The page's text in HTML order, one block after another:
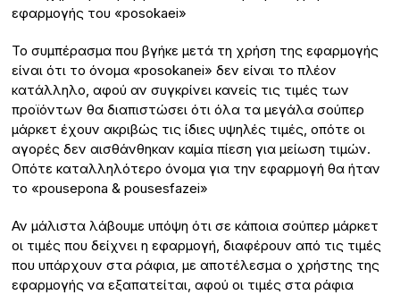
εφαρμογής του «posokaei»
Το συμπέρασμα που βγήκε μετά τη χρήση της εφαρμογής
είναι ότι το όνομα «posokanei» δεν είναι το πλέον
κατάλληλο, αφού αν συγκρίνει κανείς τις τιμές των
προϊόντων θα διαπιστώσει ότι όλα τα μεγάλα σούπερ
μάρκετ έχουν ακριβώς τις ίδιες υψηλές τιμές, οπότε οι
αγορές δεν αισθάνθηκαν καμία πίεση για μείωση τιμών.
Οπότε καταλληλότερο όνομα για την εφαρμογή θα ήταν
το «pousepona & pousesfazei»
Αν μάλιστα λάβουμε υπόψη ότι σε κάποια σούπερ μάρκετ
οι τιμές που δείχνει η εφαρμογή, διαφέρουν από τις τιμές
που υπάρχουν στα ράφια, με αποτέλεσμα ο χρήστης της
εφαρμογής να εξαπατείται, αφού οι τιμές στα ράφια